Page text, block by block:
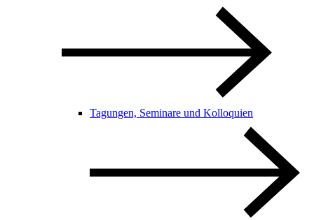
Tagungen, Seminare und Kolloquien